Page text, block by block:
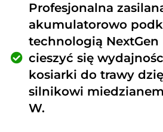
Profesjonalna
akumulatorowo
technologią NextGen
cieszyć się
kosiarki do trawy
silnikowi
W.